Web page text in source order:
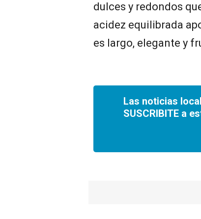
dulces y redondos
acidez equilibrada
es largo, elegante y
Las noticias
SUSCRIBITE a